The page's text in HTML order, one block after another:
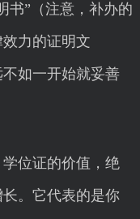
书”（注意，补办的
力的证明文
如一开始就妥善
位证的价值，绝
。它代表的是你